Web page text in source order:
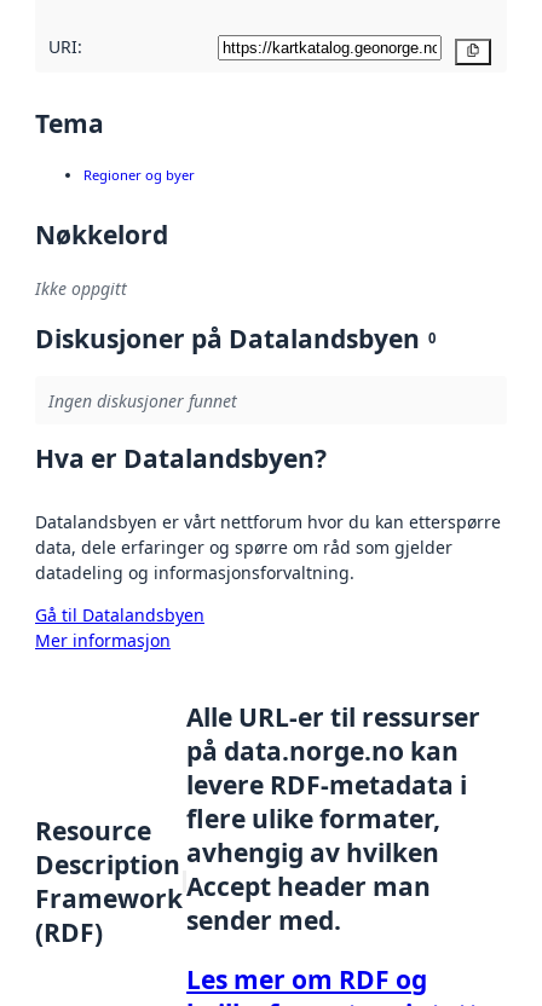
URI:
Tema
Regioner og byer
Nøkkelord
Ikke oppgitt
Diskusjoner på Datalandsbyen 0
Ingen diskusjoner funnet
Hva er Datalandsbyen?
Datalandsbyen er vårt nettforum hvor du kan etterspørre
data, dele erfaringer og spørre om råd som gjelder
datadeling og informasjonsforvaltning.
Gå til Datalandsbyen
Mer informasjon
Resource
Description
Framework
(RDF)
Alle URL-er til ressurser
på data.norge.no kan
levere RDF-metadata i
flere ulike formater,
avhengig av hvilken
Accept header man
sender med.
Les mer om RDF og